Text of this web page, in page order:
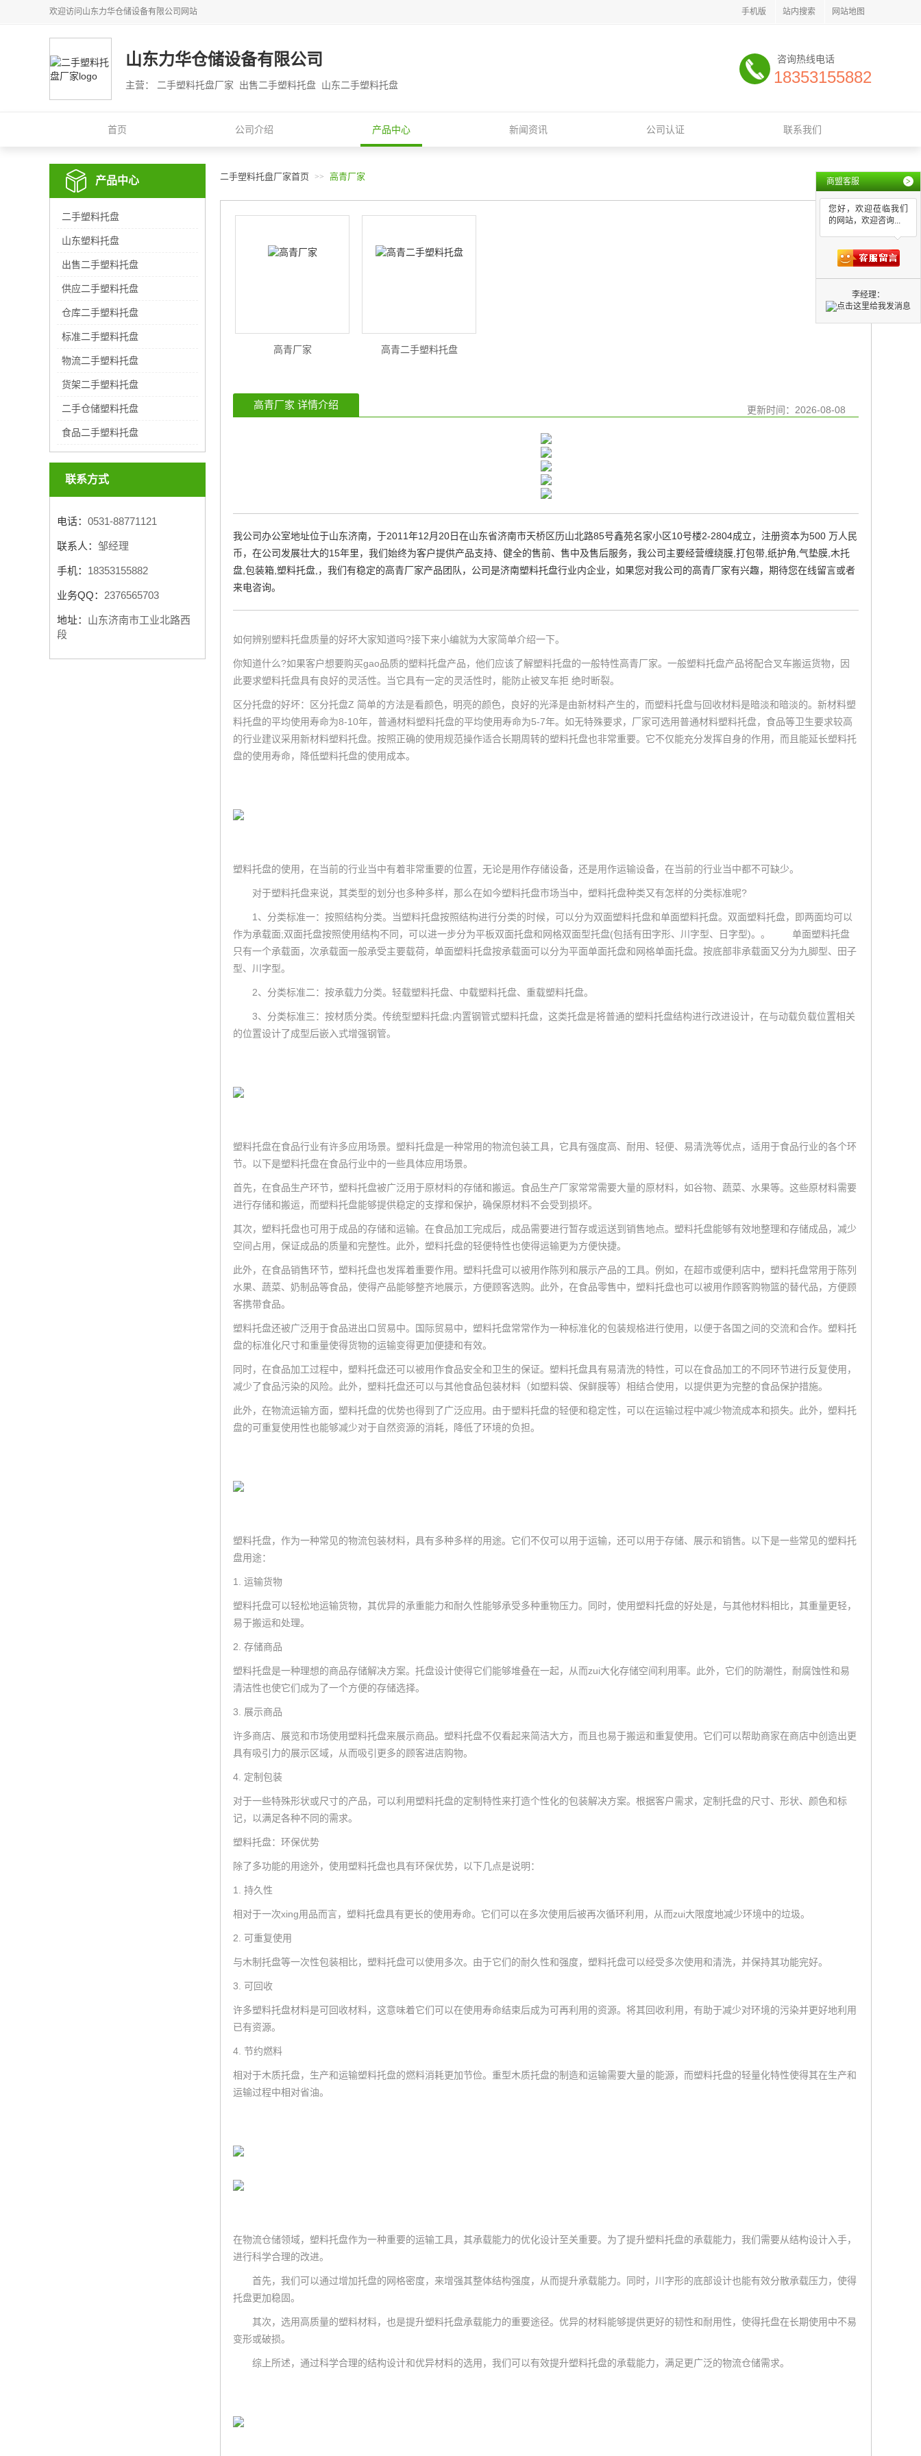
欢迎访问 山东力华仓储设备有限公司 网站 手机版 站内搜索 网站地图
山东力华仓储设备有限公司
主营： 二手塑料托盘厂家 出售二手塑料托盘 山东二手塑料托盘
咨询热线电话
18353155882
首页 公司介绍 产品中心 新闻资讯 公司认证 联系我们
产品中心
二手塑料托盘
山东塑料托盘
出售二手塑料托盘
供应二手塑料托盘
仓库二手塑料托盘
标准二手塑料托盘
物流二手塑料托盘
货架二手塑料托盘
二手仓储塑料托盘
食品二手塑料托盘
联系方式
电话： 0531-88771121
联系人： 邹经理
手机： 18353155882
业务QQ： 2376565703
地址： 山东济南市工业北路西
段
二手塑料托盘厂家首页 >> 高青厂家
高青厂家 高青二手塑料托盘
高青厂家 详情介绍 更新时间： 2026-08-08
我公司办公室地址位于山东济南，于2011年12月20日在山东省济南市天桥区历山北路85号鑫苑名家小区10号楼2-2804成立，注册资本为500 万人民
币，在公司发展壮大的15年里，我们始终为客户提供产品支持、健全的售前、售中及售后服务，我公司主要经营缠绕膜,打包带,纸护角,气垫膜,木托
盘,包装箱,塑料托盘,，我们有稳定的高青厂家产品团队，公司是济南塑料托盘行业内企业，如果您对我公司的高青厂家有兴趣，期待您在线留言或者
来电咨询。
如何辨别塑料托盘质量的好坏大家知道吗?接下来小编就为大家简单介绍一下。
你知道什么?如果客户想要购买gao品质的塑料托盘产品，他们应该了解塑料托盘的一般特性高青厂家。一般塑料托盘产品将配合叉车搬运货物，因
此要求塑料托盘具有良好的灵活性。当它具有一定的灵活性时，能防止被叉车拒 绝时断裂。
区分托盘的好坏：区分托盘Z 简单的方法是看颜色，明亮的颜色，良好的光泽是由新材料产生的，而塑料托盘与回收材料是暗淡和暗淡的。新材料塑
料托盘的平均使用寿命为8-10年，普通材料塑料托盘的平均使用寿命为5-7年。如无特殊要求，厂家可选用普通材料塑料托盘，食品等卫生要求较高
的行业建议采用新材料塑料托盘。按照正确的使用规范操作适合长期周转的塑料托盘也非常重要。它不仅能充分发挥自身的作用，而且能延长塑料托
盘的使用寿命，降低塑料托盘的使用成本。
塑料托盘的使用，在当前的行业当中有着非常重要的位置，无论是用作存储设备，还是用作运输设备，在当前的行业当中都不可缺少。
对于塑料托盘来说，其类型的划分也多种多样，那么在如今塑料托盘市场当中，塑料托盘种类又有怎样的分类标准呢?
1、分类标准一：按照结构分类。当塑料托盘按照结构进行分类的时候，可以分为双面塑料托盘和单面塑料托盘。双面塑料托盘，即两面均可以
作为承载面;双面托盘按照使用结构不同，可以进一步分为平板双面托盘和网格双面型托盘(包括有田字形、川字型、日字型)。。 单面塑料托盘
只有一个承载面，次承载面一般承受主要载荷，单面塑料托盘按承载面可以分为平面单面托盘和网格单面托盘。按底部非承载面又分为九脚型、田子
型、川字型。
2、分类标准二：按承载力分类。轻载塑料托盘、中载塑料托盘、重载塑料托盘。
3、分类标准三：按材质分类。传统型塑料托盘;内置钢管式塑料托盘，这类托盘是将普通的塑料托盘结构进行改进设计，在与动载负载位置相关
的位置设计了成型后嵌入式增强钢管。
塑料托盘在食品行业有许多应用场景。塑料托盘是一种常用的物流包装工具，它具有强度高、耐用、轻便、易清洗等优点，适用于食品行业的各个环
节。以下是塑料托盘在食品行业中的一些具体应用场景。
首先，在食品生产环节，塑料托盘被广泛用于原材料的存储和搬运。食品生产厂家常常需要大量的原材料，如谷物、蔬菜、水果等。这些原材料需要
进行存储和搬运，而塑料托盘能够提供稳定的支撑和保护，确保原材料不会受到损坏。
其次，塑料托盘也可用于成品的存储和运输。在食品加工完成后，成品需要进行暂存或运送到销售地点。塑料托盘能够有效地整理和存储成品，减少
空间占用，保证成品的质量和完整性。此外，塑料托盘的轻便特性也使得运输更为方便快捷。
此外，在食品销售环节，塑料托盘也发挥着重要作用。塑料托盘可以被用作陈列和展示产品的工具。例如，在超市或便利店中，塑料托盘常用于陈列
水果、蔬菜、奶制品等食品，使得产品能够整齐地展示，方便顾客选购。此外，在食品零售中，塑料托盘也可以被用作顾客购物篮的替代品，方便顾
客携带食品。
塑料托盘还被广泛用于食品进出口贸易中。国际贸易中，塑料托盘常常作为一种标准化的包装规格进行使用，以便于各国之间的交流和合作。塑料托
盘的标准化尺寸和重量使得货物的运输变得更加便捷和有效。
同时，在食品加工过程中，塑料托盘还可以被用作食品安全和卫生的保证。塑料托盘具有易清洗的特性，可以在食品加工的不同环节进行反复使用，
减少了食品污染的风险。此外，塑料托盘还可以与其他食品包装材料（如塑料袋、保鲜膜等）相结合使用，以提供更为完整的食品保护措施。
此外，在物流运输方面，塑料托盘的优势也得到了广泛应用。由于塑料托盘的轻便和稳定性，可以在运输过程中减少物流成本和损失。此外，塑料托
盘的可重复使用性也能够减少对于自然资源的消耗，降低了环境的负担。
塑料托盘，作为一种常见的物流包装材料，具有多种多样的用途。它们不仅可以用于运输，还可以用于存储、展示和销售。以下是一些常见的塑料托
盘用途：
1. 运输货物
塑料托盘可以轻松地运输货物，其优异的承重能力和耐久性能够承受多种重物压力。同时，使用塑料托盘的好处是，与其他材料相比，其重量更轻，
易于搬运和处理。
2. 存储商品
塑料托盘是一种理想的商品存储解决方案。托盘设计使得它们能够堆叠在一起，从而zui大化存储空间利用率。此外，它们的防潮性，耐腐蚀性和易
清洁性也使它们成为了一个方便的存储选择。
3. 展示商品
许多商店、展览和市场使用塑料托盘来展示商品。塑料托盘不仅看起来简洁大方，而且也易于搬运和重复使用。它们可以帮助商家在商店中创造出更
具有吸引力的展示区域，从而吸引更多的顾客进店购物。
4. 定制包装
对于一些特殊形状或尺寸的产品，可以利用塑料托盘的定制特性来打造个性化的包装解决方案。根据客户需求，定制托盘的尺寸、形状、颜色和标
记，以满足各种不同的需求。
塑料托盘：环保优势
除了多功能的用途外，使用塑料托盘也具有环保优势，以下几点是说明：
1. 持久性
相对于一次xing用品而言，塑料托盘具有更长的使用寿命。它们可以在多次使用后被再次循环利用，从而zui大限度地减少环境中的垃圾。
2. 可重复使用
与木制托盘等一次性包装相比，塑料托盘可以使用多次。由于它们的耐久性和强度，塑料托盘可以经受多次使用和清洗，并保持其功能完好。
3. 可回收
许多塑料托盘材料是可回收材料，这意味着它们可以在使用寿命结束后成为可再利用的资源。将其回收利用，有助于减少对环境的污染并更好地利用
已有资源。
4. 节约燃料
相对于木质托盘，生产和运输塑料托盘的燃料消耗更加节俭。重型木质托盘的制造和运输需要大量的能源，而塑料托盘的轻量化特性使得其在生产和
运输过程中相对省油。
在物流仓储领域，塑料托盘作为一种重要的运输工具，其承载能力的优化设计至关重要。为了提升塑料托盘的承载能力，我们需要从结构设计入手，
进行科学合理的改进。
首先，我们可以通过增加托盘的网格密度，来增强其整体结构强度，从而提升承载能力。同时，川字形的底部设计也能有效分散承载压力，使得
托盘更加稳固。
其次，选用高质量的塑料材料，也是提升塑料托盘承载能力的重要途径。优异的材料能够提供更好的韧性和耐用性，使得托盘在长期使用中不易
变形或破损。
综上所述，通过科学合理的结构设计和优异材料的选用，我们可以有效提升塑料托盘的承载能力，满足更广泛的物流仓储需求。
商盟客服 >
您好，欢迎莅临我们
的网站，欢迎咨询...
李经理：